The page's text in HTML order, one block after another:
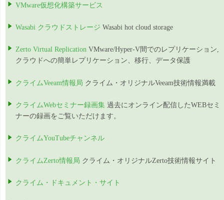
VMware仮想化構築サービス
Wasabi クラウドストレージ Wasabi hot cloud storage
Zerto Virtual Replication VMware/Hyper-V間でのレプリケーション,
クラウドへの簡単レプリケーション、移行、データ保護
クライムVeeam情報局 クライム・オリジナルVeeam技術情報満載
クライムWebセミナー録画集 過去にオンライン配信したWEBセミ
ナーの録画をご覧いただけます。
クライムYouTubeチャンネル
クライムZerto情報局 クライム・オリジナルZerto技術情報サイト
クライム・ドキュメント・サイト